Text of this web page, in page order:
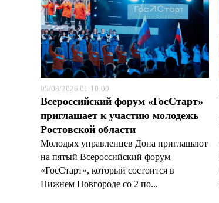
05/08/2026 01:10:00
Всероссийский форум «ГосСтарт»
приглашает к участию молодежь
Ростовской области
Молодых управленцев Дона приглашают
на пятый Всероссийский форум
«ГосСтарт», который состоится в
Нижнем Новгороде со 2 по...